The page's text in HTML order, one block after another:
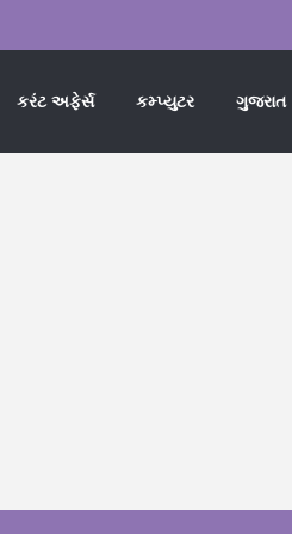
કરંટ અફેર્સ કમ્પ્યુટર ગુજરાત